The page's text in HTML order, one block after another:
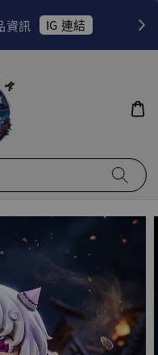
資訊 IG 連結